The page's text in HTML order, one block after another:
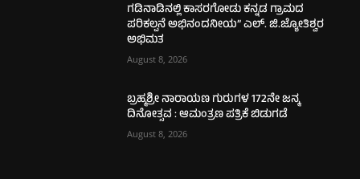
ಗಡಿನಾಡಿನಲ್ಲಿ ಕಾಸರಗೋಡು ಕನ್ನಡ ಗ್ರಾಮದ
ಪರಿಕಲ್ಪನೆ ಅಭಿನಂದನೀಯ” ಎಲ್. ಜಿ.ಜ್ಯೋತಿಶ್ವರ
ಅಭಿಮತ
August 8, 2026
ಬ್ರಹ್ಮಶ್ರೀ ನಾರಾಯಣ ಗುರುಗಳ 172ನೇ ಜನ್ಮ
ದಿನೋತ್ಸವ : ಆಮಂತ್ರಣ ಪತ್ರಿಕೆ ಬಿಡುಗಡೆ
August 8, 2026